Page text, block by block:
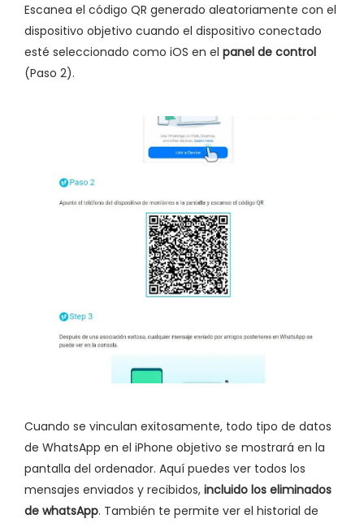
Escanea el código QR generado aleatoriamente con el
dispositivo objetivo cuando el dispositivo conectado
esté seleccionado como iOS en el panel de control
(Paso 2).
Cuando se vinculan exitosamente, todo tipo de datos
de WhatsApp en el iPhone objetivo se mostrará en la
pantalla del ordenador. Aquí puedes ver todos los
mensajes enviados y recibidos, incluido los eliminados
de whatsApp. También te permite ver el historial de